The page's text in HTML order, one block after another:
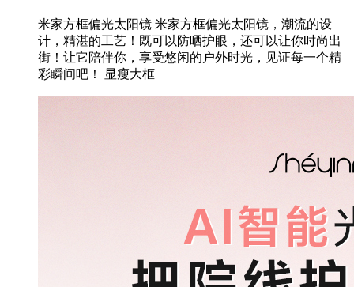
米家方框偏光太阳镜 米家方框偏光太阳镜，潮流的设
计，精湛的工艺！既可以防晒护眼，还可以让你时尚出
街！让它陪伴你，享受悠闲的户外时光，见证每一个精
彩瞬间吧！ 显瘦大框